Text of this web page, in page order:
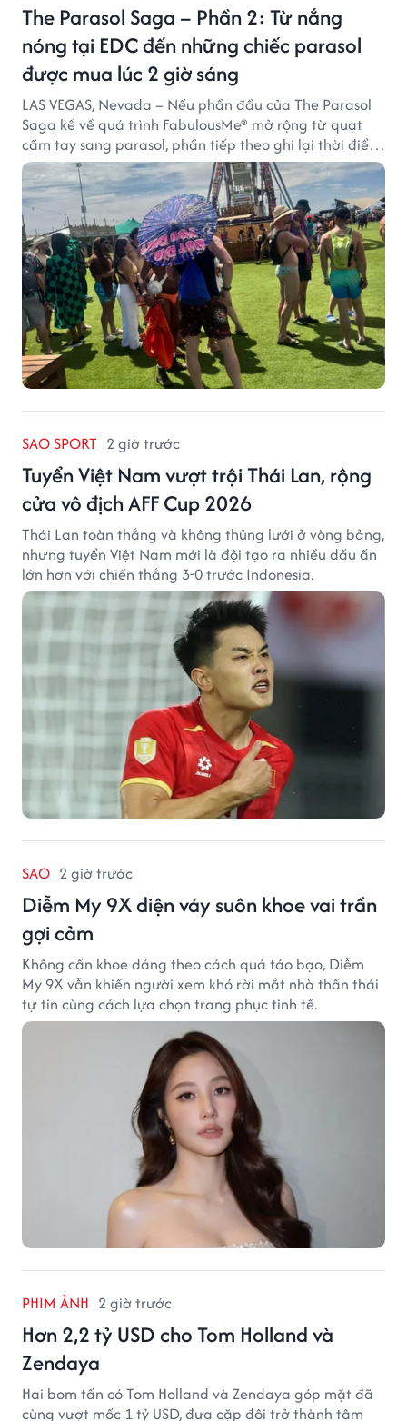
The Parasol Saga – Phần 2: Từ nắng
nóng tại EDC đến những chiếc parasol
được mua lúc 2 giờ sáng
LAS VEGAS, Nevada – Nếu phần đầu của The Parasol
Saga kể về quá trình FabulousMe® mở rộng từ quạt
cầm tay sang parasol, phần tiếp theo ghi lại thời điểm
sản phẩm được thị trường đón nhận và dần vượt khỏi
công năng che nắng thông thường.
SAO SPORT 2 giờ trước
Tuyển Việt Nam vượt trội Thái Lan, rộng
cửa vô địch AFF Cup 2026
Thái Lan toàn thắng và không thủng lưới ở vòng bảng,
nhưng tuyển Việt Nam mới là đội tạo ra nhiều dấu ấn
lớn hơn với chiến thắng 3-0 trước Indonesia.
SAO 2 giờ trước
Diễm My 9X diện váy suôn khoe vai trần
gợi cảm
Không cần khoe dáng theo cách quá táo bạo, Diễm
My 9X vẫn khiến người xem khó rời mắt nhờ thần thái
tự tin cùng cách lựa chọn trang phục tinh tế.
PHIM ẢNH 2 giờ trước
Hơn 2,2 tỷ USD cho Tom Holland và
Zendaya
Hai bom tấn có Tom Holland và Zendaya góp mặt đã
cùng vượt mốc 1 tỷ USD, đưa cặp đôi trở thành tâm